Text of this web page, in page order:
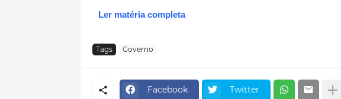
Ler matéria completa
Tags Governo
Facebook Twitter